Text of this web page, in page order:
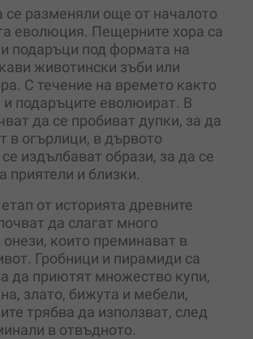
се разменяли още от началото
еволюция. Пещерните хора са
подаръци под формата на
животински зъби или
С течение на времето както
и подаръците еволюират. В
да се пробиват дупки, за да
в огърлици, в дървото
издълбават образи, за да се
приятели и близки.
от историята древните
да слагат много
които преминават в
Гробници и пирамиди са
да приютят множество купи,
злато, бижута и мебели,
трябва да използват, след
в отвъдното.